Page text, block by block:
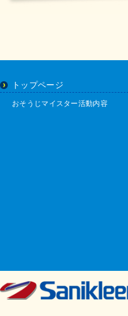
トップページ
おそうじマイスター活動内容